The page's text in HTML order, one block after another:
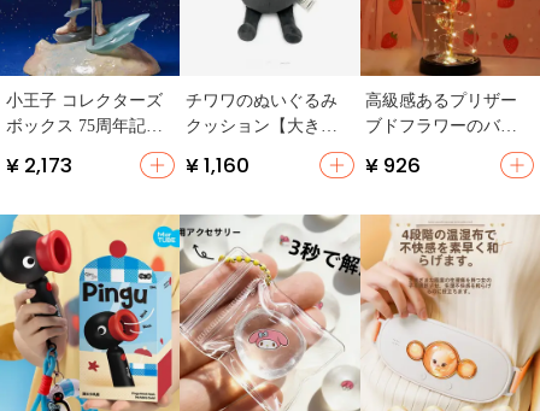
小王子 コレクターズ
ボックス 75周年記念
フィギュア【限定モ
デル・贈り物用】
¥ 2,173
チワワのぬいぐるみ
クッション【大きい
サイズ・女の子への
誕生日プレゼント】
¥ 1,160
高級感あるプリザー
ブドフラワーのバラ
ブーケ【母の日・誕
生日・ギフト用】
¥ 926